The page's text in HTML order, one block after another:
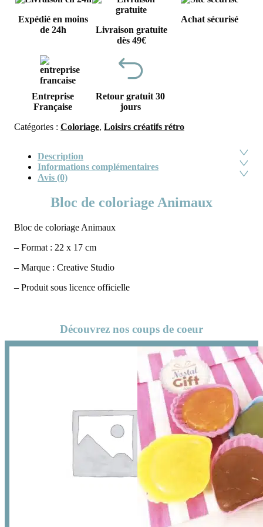
Expédié en moins
de 24h
Livraison gratuite
dès 49€
Achat sécurisé
Entreprise
Française
Retour gratuit 30
jours
Catégories : Coloriage, Loisirs créatifs rétro
Description
Informations complémentaires
Avis (0)
Bloc de coloriage Animaux
Bloc de coloriage Animaux
– Format : 22 x 17 cm
– Marque : Creative Studio
– Produit sous licence officielle
Découvrez nos coups de coeur